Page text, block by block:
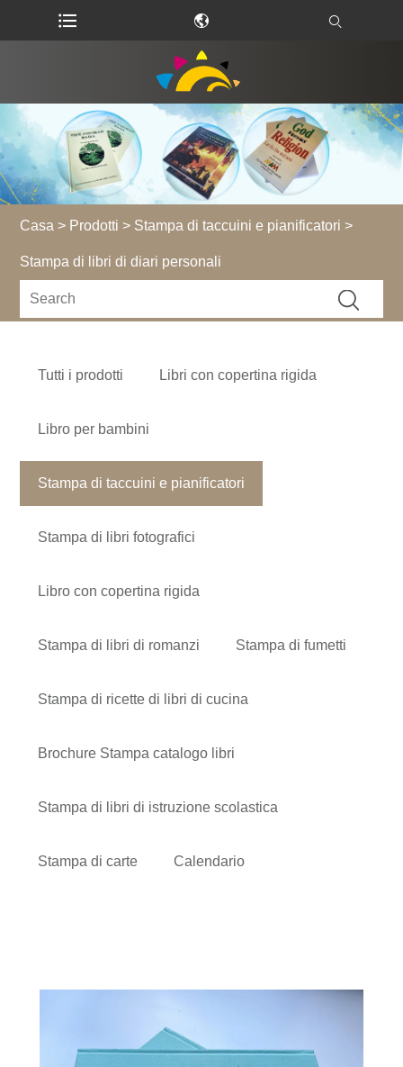
Casa > Prodotti > Stampa di taccuini e pianificatori >
Stampa di libri di diari personali
Tutti i prodotti Libri con copertina rigida
Libro per bambini
Stampa di taccuini e pianificatori
Stampa di libri fotografici
Libro con copertina rigida
Stampa di libri di romanzi Stampa di fumetti
Stampa di ricette di libri di cucina
Brochure Stampa catalogo libri
Stampa di libri di istruzione scolastica
Stampa di carte Calendario